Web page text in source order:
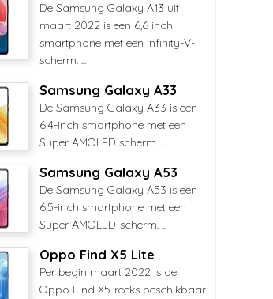
De Samsung Galaxy A13 uit
maart 2022 is een 6,6 inch
smartphone met een Infinity-V-
scherm. ...
Samsung Galaxy A33
De Samsung Galaxy A33 is een
6,4-inch smartphone met een
Super AMOLED scherm. ...
Samsung Galaxy A53
De Samsung Galaxy A53 is een
6,5-inch smartphone met een
Super AMOLED-scherm. ...
Oppo Find X5 Lite
Per begin maart 2022 is de
Oppo Find X5-reeks beschikbaar